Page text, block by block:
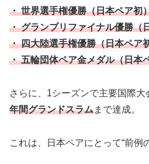
・ 世界選手権優勝（日本ペア初
・ グランプリファイナル優勝（
・ 四大陸選手権優勝（日本ペア
・ 五輪団体ペア金メダル（日本
さらに、1シーズンで主要国際大
年間グランドスラムまで達成。
これは、日本ペアにとって“前例